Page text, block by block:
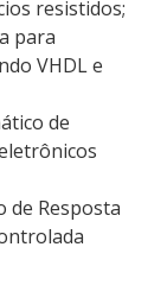
resistidos;
para
VHDL e
de
de Resposta